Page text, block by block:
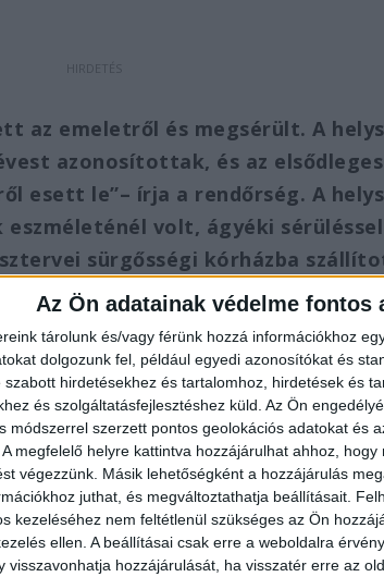
Az Ön adatainak védelme fontos
tárolunk és/vagy férünk hozzá információkhoz
dolgozunk fel, például egyedi azonosítókat és
hirdetésekhez és tartalomhoz, hirdetések és
és szolgáltatásfejlesztéshez küld. Az Ön
módszerrel szerzett pontos geolokációs adatokat és
megfelelő helyre kattintva hozzájárulhat ahhoz,
végezzünk. Másik lehetőségként a hozzájárulás
juthat, és megváltoztathatja beállításait.
kezeléséhez nem feltétlenül szükséges az Ön
ellen. A beállításai csak erre a weboldalra
visszavonhatja hozzájárulását, ha visszatér erre az
az emeletről és megsérült. A
azonosítottak, és az
esett le”– írja a rendőrség. A
volt, ágyéki
sürgősségi kórházba